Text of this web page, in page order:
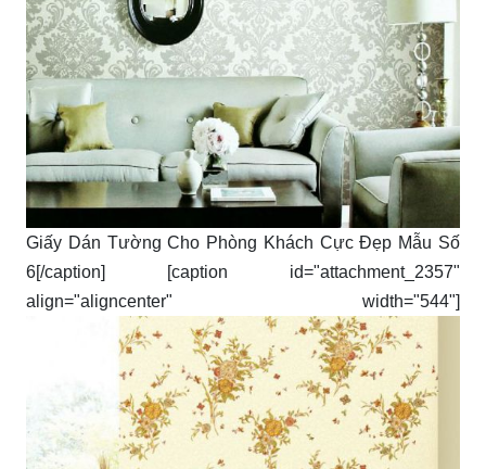
Giấy Dán Tường Cho Phòng Khách Cực Đẹp Mẫu Số
6[/caption] [caption id="attachment_2357"
align="aligncenter" width="544"]